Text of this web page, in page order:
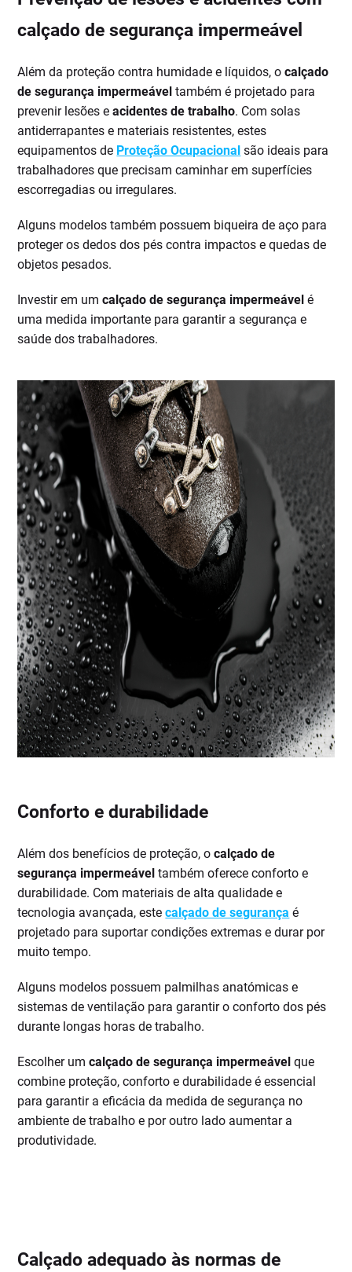
calçado de segurança impermeável
Além da proteção contra humidade e líquidos, ocalçado
de segurança impermeável também é projetado para
prevenir lesões eacidentes de trabalho. Com solas
antiderrapantes e materiais resistentes, estes
equipamentos de Proteção Ocupacional são ideais para
trabalhadores que precisam caminhar em superfícies
escorregadias ou irregulares.
Alguns modelos também possuem biqueira de aço para
proteger os dedos dos pés contra impactos e quedas de
objetos pesados.
Investir em umcalçado de segurança impermeável é
uma medida importante para garantir a segurança e
saúde dos trabalhadores.
Conforto e durabilidade
Além dos benefícios de proteção, ocalçado de
segurança impermeável também oferece conforto e
durabilidade. Com materiais de alta qualidade e
tecnologia avançada, estecalçado de segurança é
projetado para suportar condições extremas e durar por
muito tempo.
Alguns modelos possuem palmilhas anatómicas e
sistemas de ventilação para garantir o conforto dos pés
durante longas horas de trabalho.
Escolher umcalçado de segurança impermeável que
combine proteção, conforto e durabilidade é essencial
para garantir a eficácia da medida de segurança no
ambiente de trabalho e por outro lado aumentar a
produtividade.
Calçado adequado às normas de